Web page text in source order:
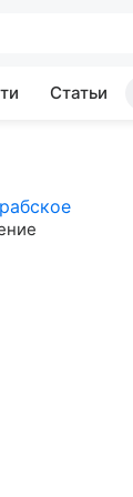
Статьи